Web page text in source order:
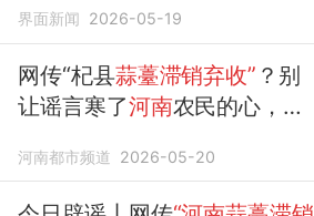
界面新闻 2026-05-19
网传“杞县蒜薹滞销弃收” ？别
让谣言寒了河南农民的心，专
杀伤力大 需及时辟谣。
河南都市频道 2026-05-20